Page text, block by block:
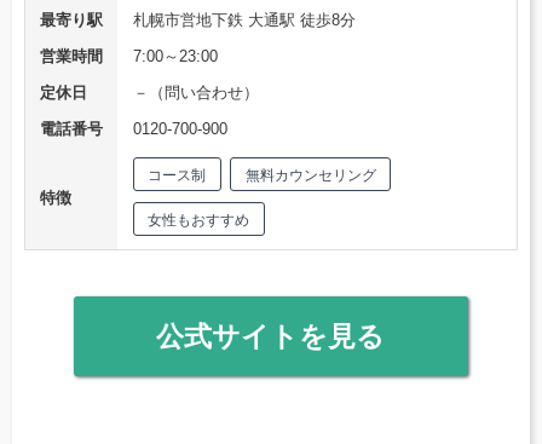
最寄り駅
札幌市営地下鉄 大通駅 徒歩8分
営業時間
7:00～23:00
定休日
－（問い合わせ）
電話番号
0120-700-900
特徴
コース制 無料カウンセリング
女性もおすすめ
公式サイトを見る